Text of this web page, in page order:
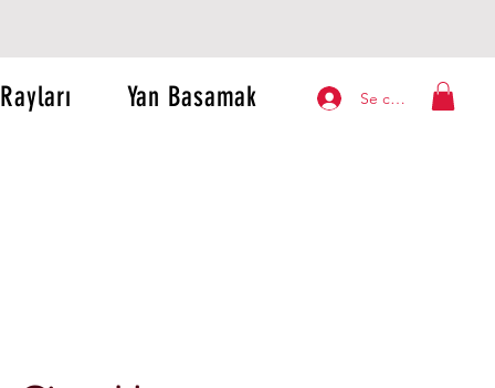
Se connecter
Yan Basamak